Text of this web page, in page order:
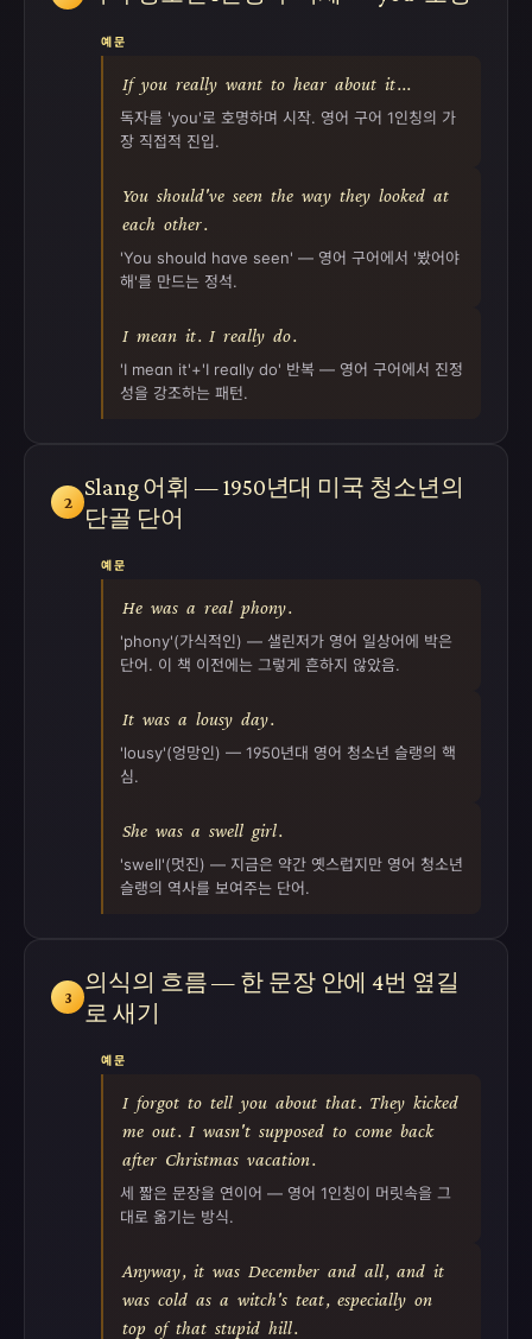
예문
If you really want to hear about it...
독자를 'you'로 호명하며 시작. 영어 구어 1인칭의 가
장 직접적 진입.
You should've seen the way they looked at
each other.
'You should have seen' — 영어 구어에서 '봤어야
해'를 만드는 정석.
I mean it. I really do.
'I mean it'+'I really do' 반복 — 영어 구어에서 진정
성을 강조하는 패턴.
2
Slang 어휘 — 1950년대 미국 청소년의
단골 단어
예문
He was a real phony.
'phony'(가식적인) — 샐린저가 영어 일상어에 박은
단어. 이 책 이전에는 그렇게 흔하지 않았음.
It was a lousy day.
'lousy'(엉망인) — 1950년대 영어 청소년 슬랭의 핵
심.
She was a swell girl.
'swell'(멋진) — 지금은 약간 옛스럽지만 영어 청소년
슬랭의 역사를 보여주는 단어.
3
의식의 흐름 — 한 문장 안에 4번 옆길
로 새기
예문
I forgot to tell you about that. They kicked
me out. I wasn't supposed to come back
after Christmas vacation.
세 짧은 문장을 연이어 — 영어 1인칭이 머릿속을 그
대로 옮기는 방식.
Anyway, it was December and all, and it
was cold as a witch's teat, especially on
top of that stupid hill.